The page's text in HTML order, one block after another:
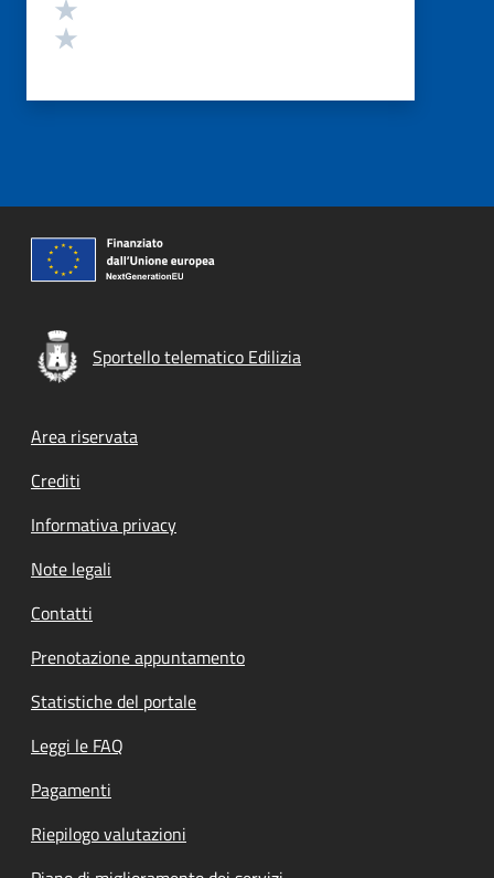
Sportello telematico Edilizia
Footer menu
Area riservata
Crediti
Informativa privacy
Note legali
Contatti
Prenotazione appuntamento
Statistiche del portale
Leggi le FAQ
Pagamenti
Riepilogo valutazioni